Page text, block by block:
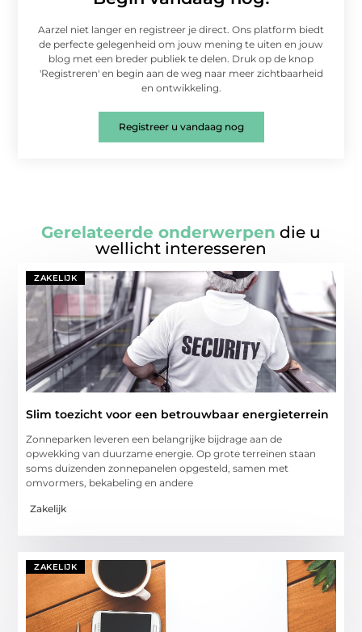
Aarzel niet langer en registreer je direct. Ons platform biedt
de perfecte gelegenheid om jouw mening te uiten en jouw
blog met een breder publiek te delen. Druk op de knop
'Registreren' en begin aan de weg naar meer zichtbaarheid
en ontwikkeling.
Registreer u vandaag nog
Gerelateerde onderwerpen die u
wellicht interesseren
ZAKELIJK
Slim toezicht voor een betrouwbaar energieterrein
Zonneparken leveren een belangrijke bijdrage aan de
opwekking van duurzame energie. Op grote terreinen staan
soms duizenden zonnepanelen opgesteld, samen met
omvormers, bekabeling en andere
Zakelijk
ZAKELIJK